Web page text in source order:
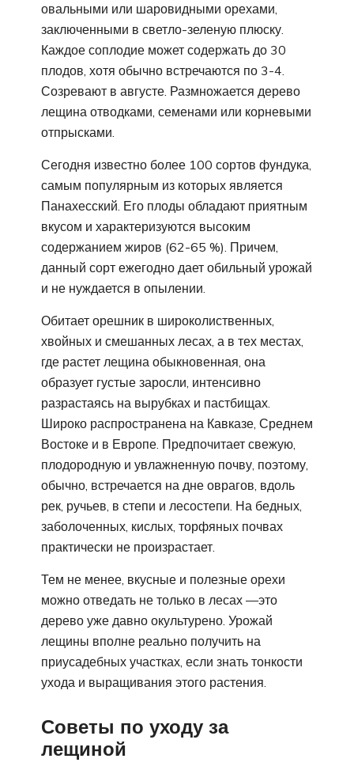
овальными или шаровидными орехами,
заключенными в светло-зеленую плюску.
Каждое соплодие может содержать до 30
плодов, хотя обычно встречаются по 3-4.
Созревают в августе. Размножается дерево
лещина отводками, семенами или корневыми
отпрысками.
Сегодня известно более 100 сортов фундука,
самым популярным из которых является
Панахесский. Его плоды обладают приятным
вкусом и характеризуются высоким
содержанием жиров (62-65 %). Причем,
данный сорт ежегодно дает обильный урожай
и не нуждается в опылении.
Обитает орешник в широколиственных,
хвойных и смешанных лесах, а в тех местах,
где растет лещина обыкновенная, она
образует густые заросли, интенсивно
разрастаясь на вырубках и пастбищах.
Широко распространена на Кавказе, Среднем
Востоке и в Европе. Предпочитает свежую,
плодородную и увлажненную почву, поэтому,
обычно, встречается на дне оврагов, вдоль
рек, ручьев, в степи и лесостепи. На бедных,
заболоченных, кислых, торфяных почвах
практически не произрастает.
Тем не менее, вкусные и полезные орехи
можно отведать не только в лесах —это
дерево уже давно окультурено. Урожай
лещины вполне реально получить на
приусадебных участках, если знать тонкости
ухода и выращивания этого растения.
Советы по уходу за
лещиной